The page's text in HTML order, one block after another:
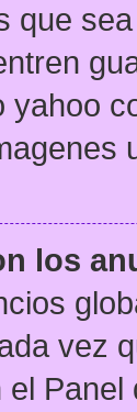
que
yahoo
los
vez
el